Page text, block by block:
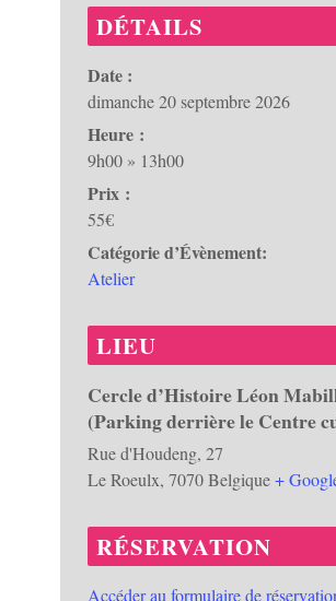
DÉTAILS
Date :
dimanche 20 septembre 2026
Heure :
9h00 » 13h00
Prix :
55€
Catégorie d’Évènement:
Atelier
LIEU
Cercle d’Histoire Léon
(Parking derrière le Centre
Rue d'Houdeng, 27
Le Roeulx, 7070Belgique+
RÉSERVATION
Accéder au formulaire de